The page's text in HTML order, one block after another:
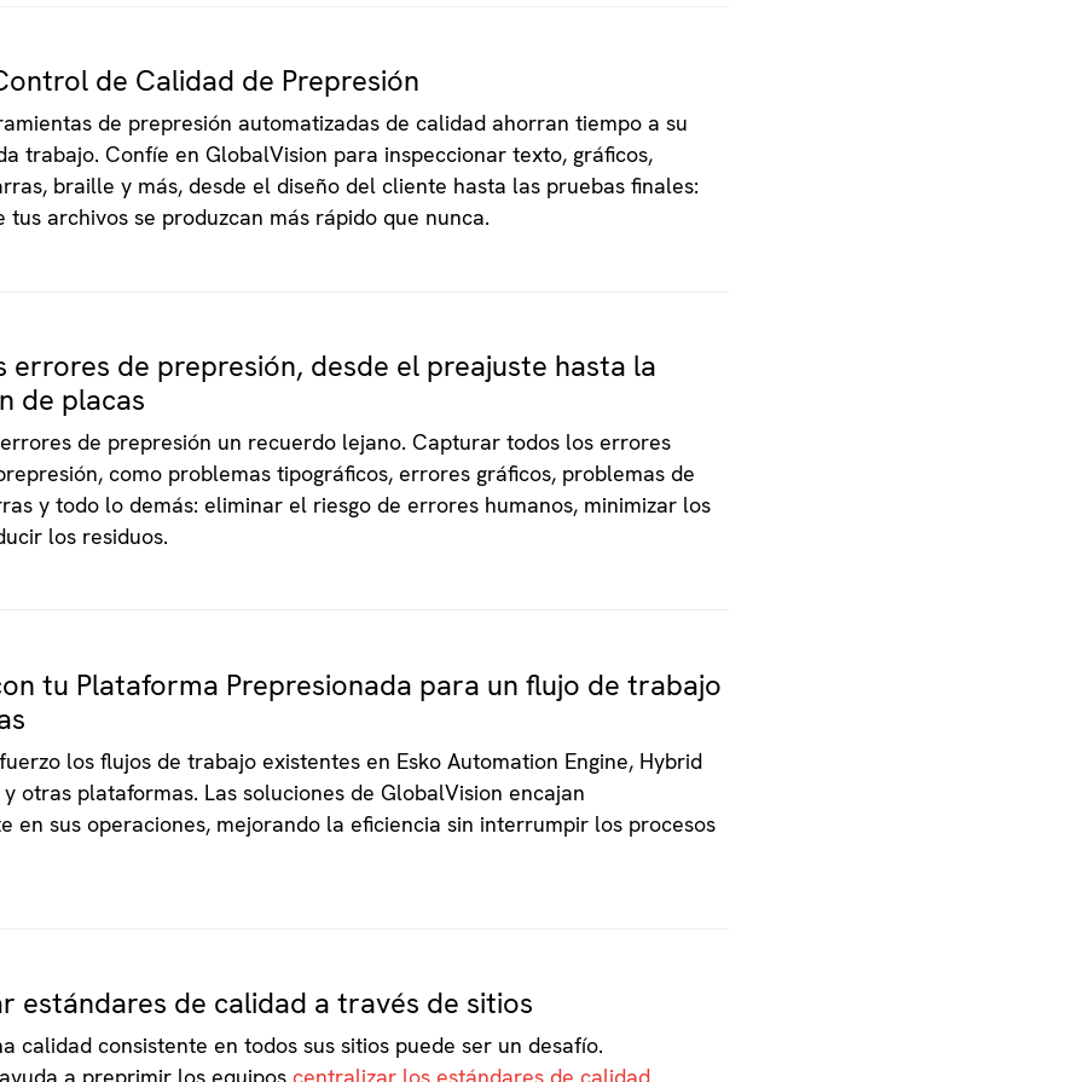
de Calidad de Prepresión
de prepresión automatizadas de calidad ahorran tiempo a su
trabajo. Confíe en GlobalVision para inspeccionar texto, gráficos,
braille y más, desde el diseño del cliente hasta las pruebas finales:
tus archivos se produzcan más rápido que nunca.
errores de prepresión, desde el preajuste hasta la
de placas
de prepresión un recuerdo lejano. Capturar todos los errores
como problemas tipográficos, errores gráficos, problemas de
y todo lo demás: eliminar el riesgo de errores humanos, minimizar los
los residuos.
tu Plataforma Prepresionada para un flujo de trabajo
los flujos de trabajo existentes en Esko Automation Engine, Hybrid
y otras plataformas. Las soluciones de GlobalVision encajan
en sus operaciones, mejorando la eficiencia sin interrumpir los procesos
estándares de calidad a través de sitios
calidad consistente en todos sus sitios puede ser un desafío.